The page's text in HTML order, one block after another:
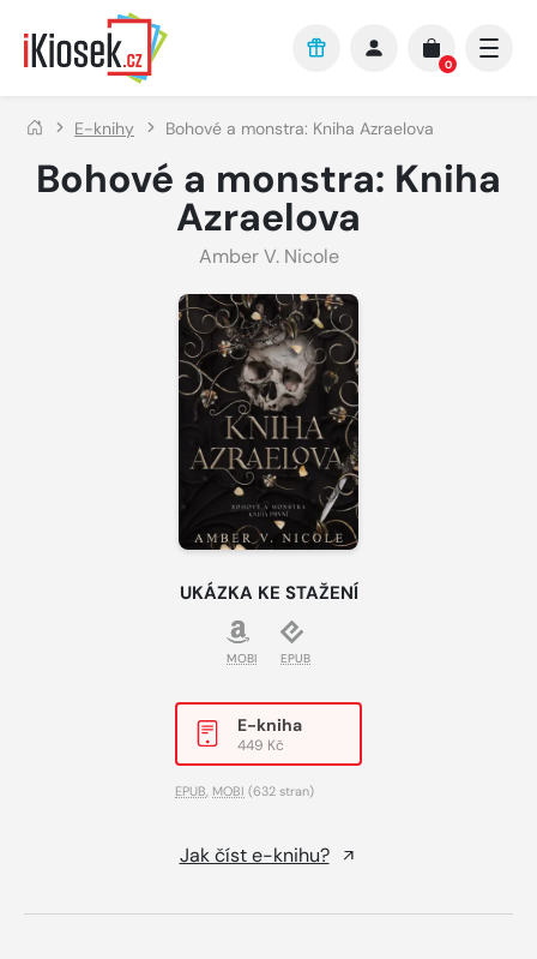
Přejít na hlavní obsah
0
E-knihy Bohové a monstra: Kniha Azraelova
Bohové a monstra: Kniha
Azraelova
Amber V. Nicole
UKÁZKA KE STAŽENÍ
MOBI EPUB
E-kniha
449 Kč
EPUB MOBI (632 stran)
Jak číst e-knihu?